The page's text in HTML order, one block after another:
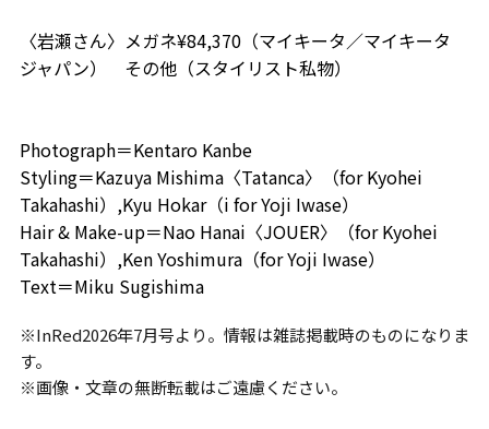
〈岩瀬さん〉メガネ¥84,370（マイキータ／マイキータ
ジャパン） その他（スタイリスト私物）
Photograph＝Kentaro Kanbe
Styling＝Kazuya Mishima〈Tatanca〉（for Kyohei
Takahashi）,Kyu Hokar（i for Yoji Iwase）
Hair & Make-up＝Nao Hanai〈JOUER〉（for Kyohei
Takahashi）,Ken Yoshimura（for Yoji Iwase）
Text＝Miku Sugishima
※InRed2026年7月号より。情報は雑誌掲載時のものになりま
す。
※画像・文章の無断転載はご遠慮ください。